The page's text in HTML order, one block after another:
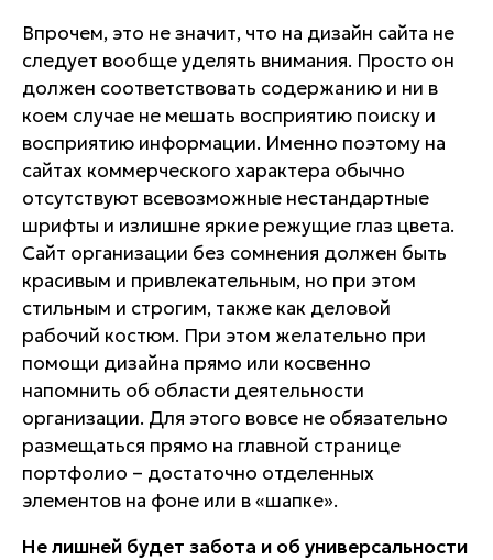
Впрочем, это не значит, что на дизайн сайта не
следует вообще уделять внимания. Просто он
должен соответствовать содержанию и ни в
коем случае не мешать восприятию поиску и
восприятию информации. Именно поэтому на
сайтах коммерческого характера обычно
отсутствуют всевозможные нестандартные
шрифты и излишне яркие режущие глаз цвета.
Сайт организации без сомнения должен быть
красивым и привлекательным, но при этом
стильным и строгим, также как деловой
рабочий костюм. При этом желательно при
помощи дизайна прямо или косвенно
напомнить об области деятельности
организации. Для этого вовсе не обязательно
размещаться прямо на главной странице
портфолио – достаточно отделенных
элементов на фоне или в «шапке».
Не лишней будет забота и об универсальности